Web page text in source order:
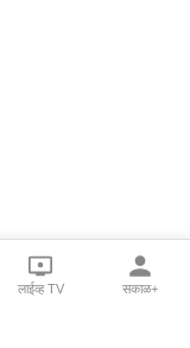
लाईव्ह TV सकाळ+